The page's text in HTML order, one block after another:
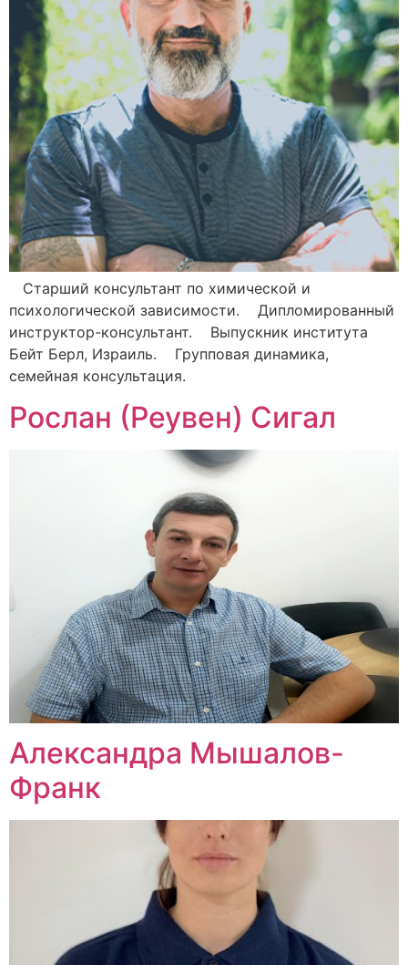
Старший консультант по химической и
психологической зависимости. Дипломированный
инструктор-консультант. Выпускник института
Бейт Берл, Израиль. Групповая динамика,
семейная консультация.
Рослан (Реувен) Сигал
Александра Мышалов-
Франк